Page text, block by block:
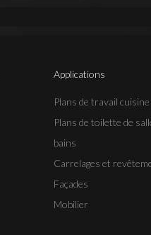
Applications
Plans de travail cuisine
Plans de toilette de
bains
Carrelages et
Façades
Mobilier